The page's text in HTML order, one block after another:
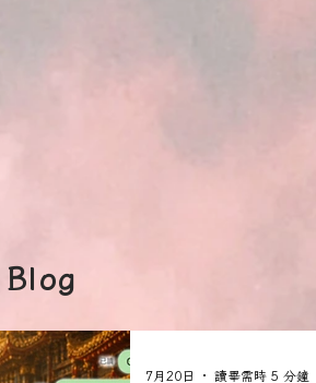
Blog
7月20日 讀畢需時 5 分鐘